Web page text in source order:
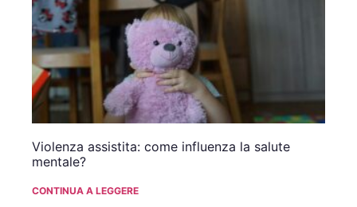
Violenza assistita: come influenza la salute
mentale?
CONTINUA A LEGGERE